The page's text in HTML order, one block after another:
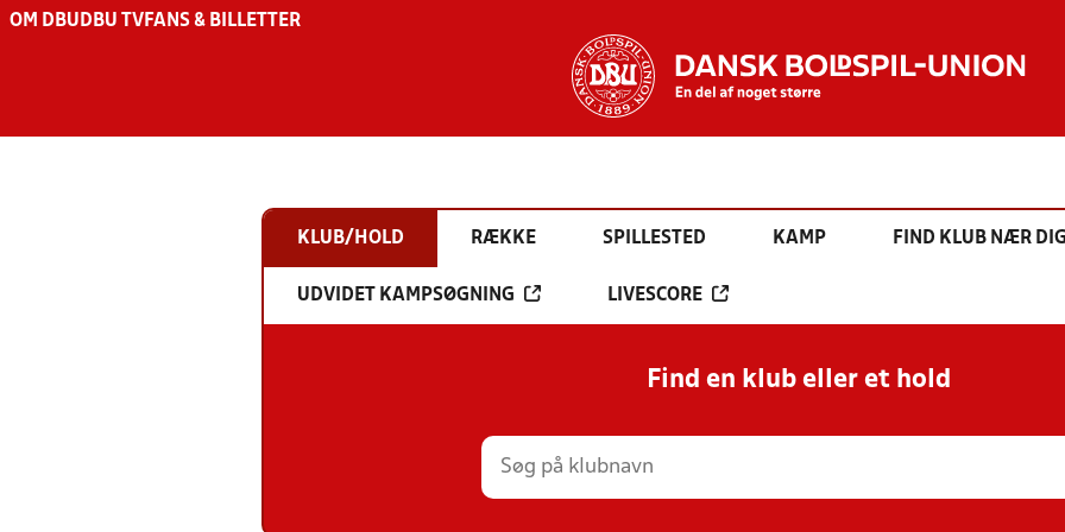
OM DBU DBU TV FANS & BILLETTER
KLUB/HOLD RÆKKE SPILLESTED KAMP FIND KLUB NÆR
UDVIDET KAMPSØGNING LIVESCORE
Find en klub eller et hold